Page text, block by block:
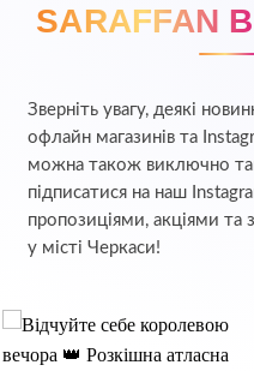
SARAFFAN
Зверніть увагу, деякі
офлайн магазинів та
можна також виключно
підписатися на наш
пропозиціями, акціями
у місті Черкаси!